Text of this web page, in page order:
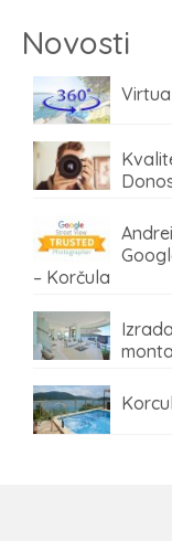
Novosti
– Korčula